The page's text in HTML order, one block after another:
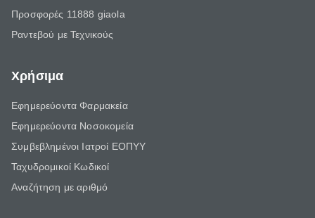
Προσφορές 11888 giaola
Ραντεβού με Τεχνικούς
Χρήσιμα
Εφημερεύοντα Φαρμακεία
Εφημερεύοντα Νοσοκομεία
Συμβεβλημένοι Ιατροί ΕΟΠΥΥ
Ταχυδρομικοί Κωδικοί
Αναζήτηση με αριθμό